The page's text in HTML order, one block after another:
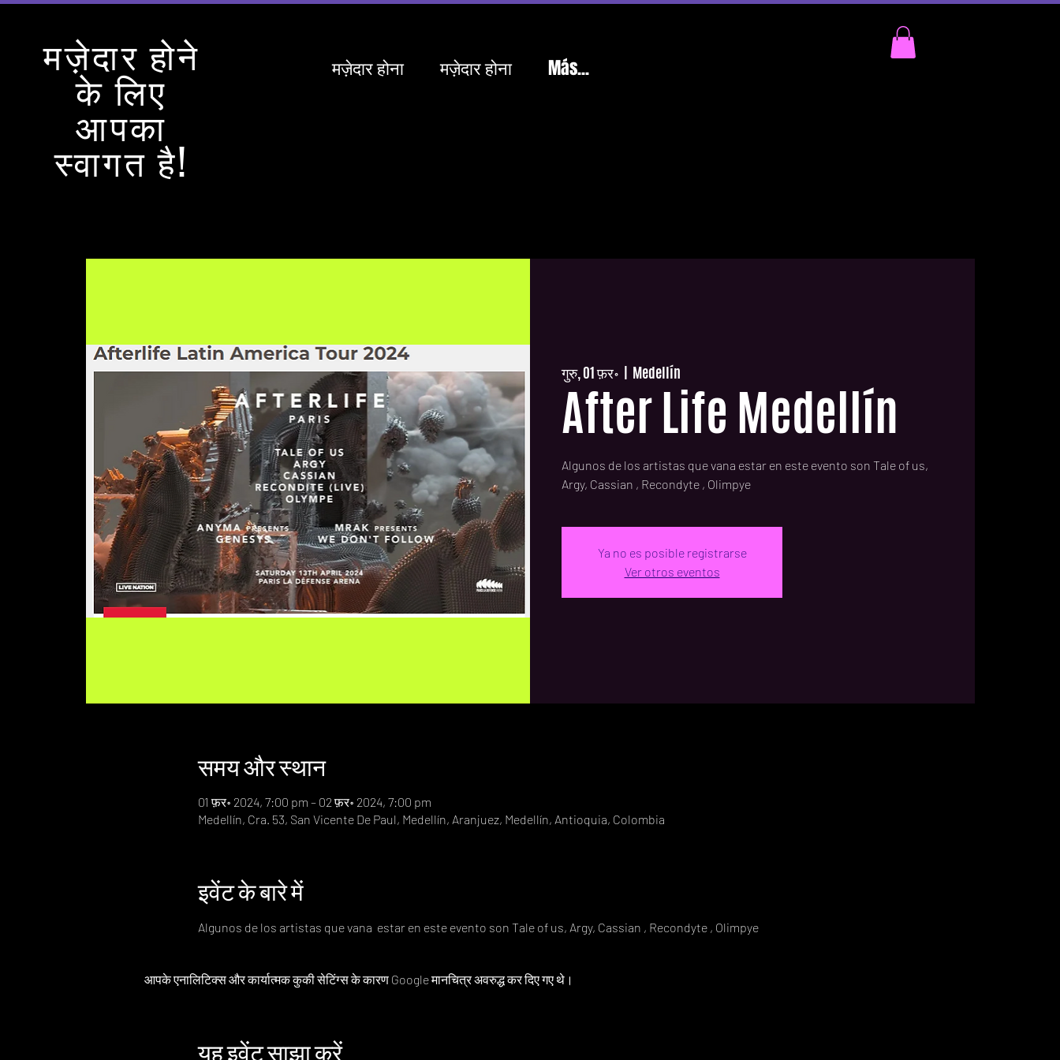
मज़ेदार होने
के लिए
आपका
स्वागत है!
मज़ेदार होना मज़ेदार होना Más...
गुरु, 01 फ़र॰
  |
Medellín
After Life Medellín
Algunos de los artistas que vana estar en este evento son Tale of us,
Argy, Cassian , Recondyte , Olimpye
Ya no es posible registrarse
Ver otros eventos
समय और स्थान
01 फ़र॰ 2024, 7:00 pm – 02 फ़र॰ 2024, 7:00 pm
Medellín, Cra. 53, San Vicente De Paul, Medellín, Aranjuez, Medellín, Antioquia, Colombia
इवेंट के बारे में
Algunos de los artistas que vana  estar en este evento son Tale of us, Argy, Cassian , Recondyte , Olimpye
आपके एनालिटिक्स और कार्यात्मक कुकी सेटिंग्स के कारण Google मानचित्र अवरुद्ध कर दिए गए थे।
यह इवेंट साझा करें